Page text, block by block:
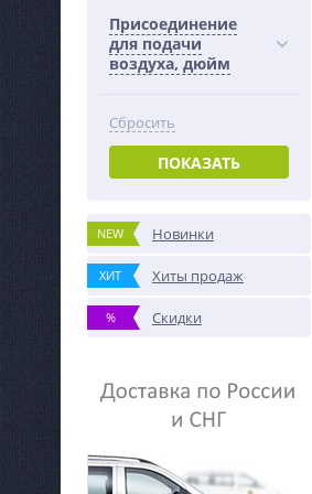
Присоединение
для подачи
воздуха, дюйм
Сбросить
ПОКАЗАТЬ
NEW Новинки
ХИТ Хиты продаж
% Скидки